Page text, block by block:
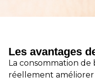
Les avantages
La consommation
réellement